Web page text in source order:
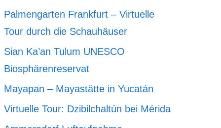
Palmengarten Frankfurt – Virtuelle
Tour durch die Schauhäuser
Sian Ka’an Tulum UNESCO
Biosphärenreservat
Mayapan – Mayastätte in Yucatán
Virtuelle Tour: Dzibilchaltún bei Mérida